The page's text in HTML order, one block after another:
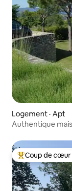
Logement · Apt
Authentique
Coup de cœur
Coup de cœur